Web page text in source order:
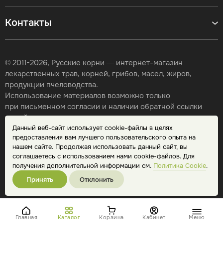
Данный веб-сайт использует cookie-файлы в целях
предоставления вам лучшего пользовательского опыта на
нашем сайте. Продолжая использовать данный сайт, вы
соглашаетесь с использованием нами cookie-файлов. Для
получения дополнительной информации см. Политика Cookie.
Принять
Отклонить
Главная Каталог Корзина Кабинет Меню
Контакты
© 2011-2026, Русские корни — интернет-магазин
лекарственных трав, корней, грибов, масел, жиров,
продукции пчеловодства.
Использование материалов возможно только
при письменном согласии и наличии обратной ссылки
на сайт.
Карта сайта
Политика конфиденциальности
Публичная оферта
Обработка персональных данных